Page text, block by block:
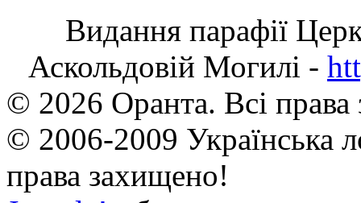
Видання парафії
Аскольдовій Могилі -
© 2026 Оранта. Всі
© 2006-2009 Українська
права захищено!